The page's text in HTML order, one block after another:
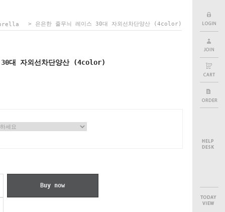
> 은은한 줄무늬 레이스 30대 자외선차단양산 (4color)
대 자외선차단양산 (4color)
Buy now